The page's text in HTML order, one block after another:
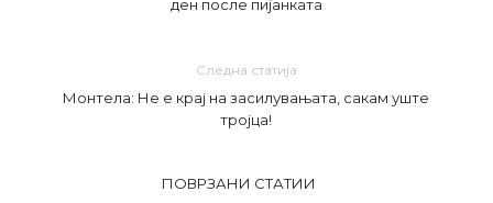
ден после пијанката
Следна статија
Монтела: Не е крај на засилувањата, сакам уште
тројца!
ПОВРЗАНИ СТАТИИ